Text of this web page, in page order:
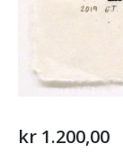
kr 1.200,00